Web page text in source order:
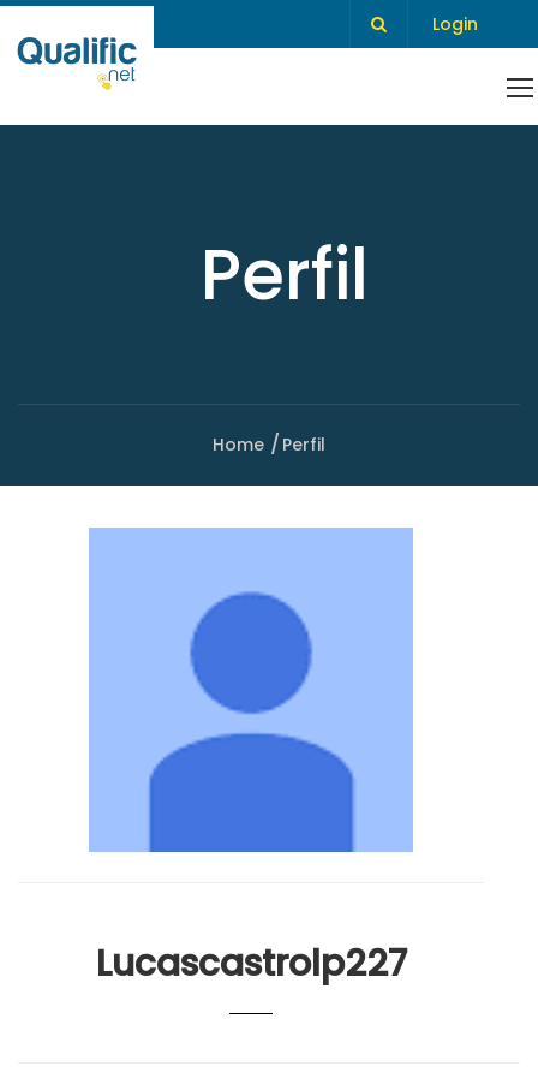
Login
Perfil
Home Perfil
Lucascastrolp227